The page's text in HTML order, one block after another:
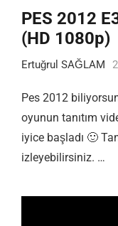
PES 2012
(HD 1080p)
Ertuğrul SAĞLAM
Pes 2012
oyunun tanıtım
iyice başladı 🙂
izleyebilirsiniz. …